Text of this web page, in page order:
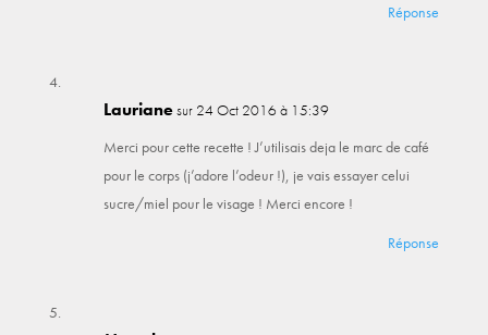
Réponse
Laurianesur 24 Oct 2016 à 15:39
Merci pour cette recette ! J’utilisais deja le marc de café
pour le corps (j’adore l’odeur !), je vais essayer celui
sucre/miel pour le visage ! Merci encore !
Réponse